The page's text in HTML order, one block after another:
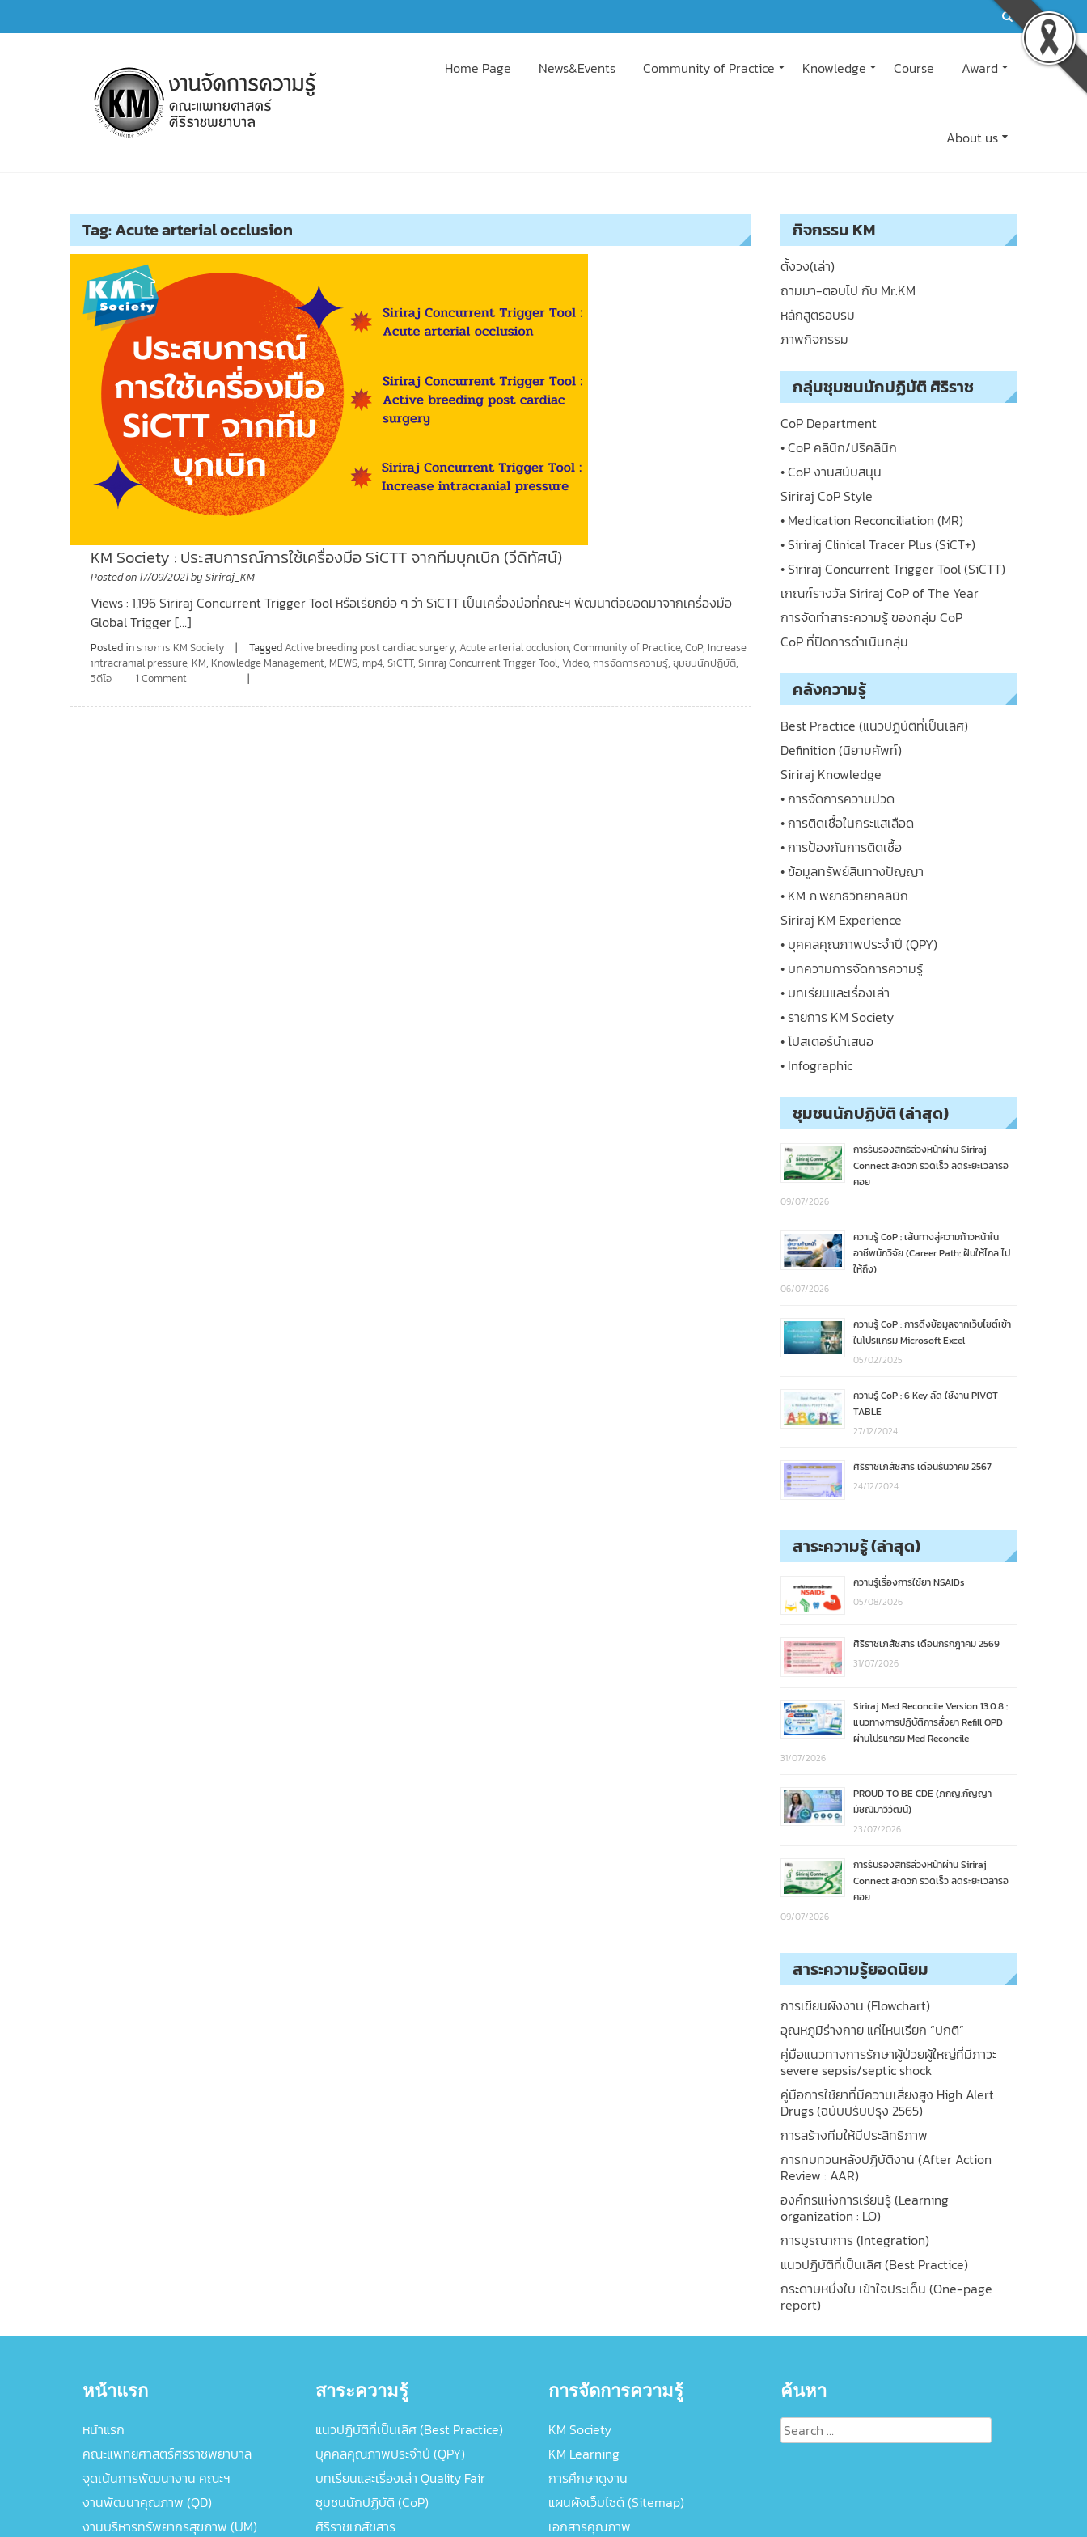
to
Home Page News&Events Community of Practice Knowledge Course Award
About us
Tag:Acute arterial occlusion
KM Society : ประสบการณ์การใช้เครื่องมือ SiCTT จากทีมบุกเบิก (วีดิทัศน์)
Posted on 17/09/2021bySiriraj_KM
Views : 1,196 Siriraj Concurrent Trigger Tool หรือเรียกย่อ ๆ ว่า SiCTT เป็นเครื่องมือที่คณะฯ พัฒนาต่อยอดมาจากเครื่องมือ
Global Trigger […]
Posted inรายการ KM Society TaggedActive breeding post cardiac surgery,Acute arterial occlusion,Community of Practice,CoP, Increase
intracranial pressure, KM, Knowledge Management, MEWS, mp4,SiCTT,Siriraj Concurrent Trigger Tool,Video,การจัดการความรู้,ชุมชนนักปฏิบัติ,
วิดีโอ
1 Comment
กิจกรรม KM
ตั้งวง(เล่า)
ถามมา-ตอบไป กับ Mr.KM
หลักสูตรอบรม
ภาพกิจกรรม
กลุ่มชุมชนนักปฏิบัติ ศิริราช
CoP Department
• CoP คลินิก/ปริคลินิก
• CoP งานสนับสนุน
Siriraj CoP Style
• Medication Reconciliation (MR)
• Siriraj Clinical Tracer Plus (SiCT+)
• Siriraj Concurrent Trigger Tool (SiCTT)
เกณฑ์รางวัล Siriraj CoP of The Year
การจัดทำสาระความรู้ ของกลุ่ม CoP
CoP ที่ปิดการดำเนินกลุ่ม
คลังความรู้
Best Practice (แนวปฏิบัติที่เป็นเลิศ)
Definition (นิยามศัพท์)
Siriraj Knowledge
• การจัดการความปวด
• การติดเชื้อในกระแสเลือด
• การป้องกันการติดเชื้อ
• ข้อมูลทรัพย์สินทางปัญญา
• KM ภ.พยาธิวิทยาคลินิก
Siriraj KM Experience
• บุคคลคุณภาพประจำปี (QPY)
• บทความการจัดการความรู้
• บทเรียนและเรื่องเล่า
• รายการ KM Society
• โปสเตอร์นำเสนอ
• Infographic
ชุมชนนักปฏิบัติ (ล่าสุด)
การรับรองสิทธิล่วงหน้าผ่าน Siriraj
Connect สะดวก รวดเร็ว ลดระยะเวลารอ
คอย
09/07/2026
ความรู้ CoP : เส้นทางสู่ความก้าวหน้าใน
อาชีพนักวิจัย (Career Path: ฝันให้ไกล ไป
ให้ถึง)
06/07/2026
ความรู้ CoP : การดึงข้อมูลจากเว็บไซต์เข้า
ในโปรแกรม Microsoft Excel
05/02/2025
ความรู้ CoP : 6 Key ลัด ใช้งาน PIVOT
TABLE
27/12/2024
ศิริราชเภสัชสาร เดือนธันวาคม 2567
24/12/2024
สาระความรู้ (ล่าสุด)
ความรู้เรื่องการใช้ยา NSAIDs
05/08/2026
ศิริราชเภสัชสาร เดือนกรกฎาคม 2569
31/07/2026
Siriraj Med Reconcile Version 13.0.8 :
แนวทางการปฏิบัติการสั่งยา Refill OPD
ผ่านโปรแกรม Med Reconcile
31/07/2026
PROUD TO BE CDE (ภกญ.กัญญา
มัชฌิมาวิวัฒน์)
23/07/2026
การรับรองสิทธิล่วงหน้าผ่าน Siriraj
Connect สะดวก รวดเร็ว ลดระยะเวลารอ
คอย
09/07/2026
สาระความรู้ยอดนิยม
การเขียนผังงาน (Flowchart)
อุณหภูมิร่างกาย แค่ไหนเรียก “ปกติ”
คู่มือแนวทางการรักษาผู้ป่วยผู้ใหญ่ที่มีภาวะ
severe sepsis/septic shock
คู่มือการใช้ยาที่มีความเสี่ยงสูง High Alert
Drugs (ฉบับปรับปรุง 2565)
การสร้างทีมให้มีประสิทธิภาพ
การทบทวนหลังปฎิบัติงาน (After Action
Review : AAR)
องค์กรแห่งการเรียนรู้ (Learning
organization : LO)
การบูรณาการ (Integration)
แนวปฏิบัติที่เป็นเลิศ (Best Practice)
กระดาษหนึ่งใบ เข้าใจประเด็น (One-page
report)
หน้าแรก
หน้าแรก
คณะแพทยศาสตร์ศิริราชพยาบาล
จุดเน้นการพัฒนางาน คณะฯ
งานพัฒนาคุณภาพ (QD)
งานบริหารทรัพยากรสุขภาพ (UM)
สาระความรู้
แนวปฏิบัติที่เป็นเลิศ (Best Practice)
บุคคลคุณภาพประจำปี (QPY)
บทเรียนและเรื่องเล่า Quality Fair
ชุมชนนักปฏิบัติ (CoP)
ศิริราชเภสัชสาร
การจัดการความรู้
KM Society
KM Learning
การศึกษาดูงาน
แผนผังเว็บไซต์ (Sitemap)
เอกสารคุณภาพ
ค้นหา
Search
for: